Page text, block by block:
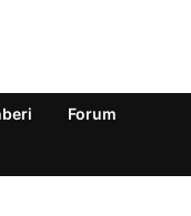
Forum